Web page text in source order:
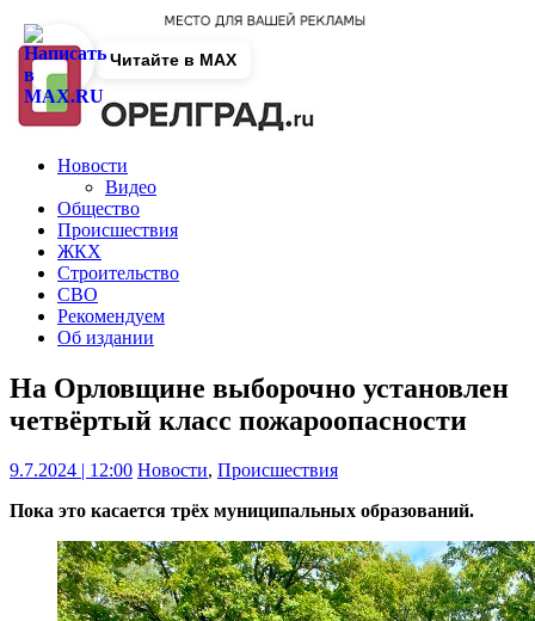
Новости
Видео
Общество
Происшествия
ЖКХ
Строительство
СВО
Рекомендуем
Об издании
На Орловщине выборочно установлен
четвёртый класс пожароопасности
9.7.2024 | 12:00 Новости, Происшествия
Пока это касается трёх муниципальных образований.
Читайте в MAX